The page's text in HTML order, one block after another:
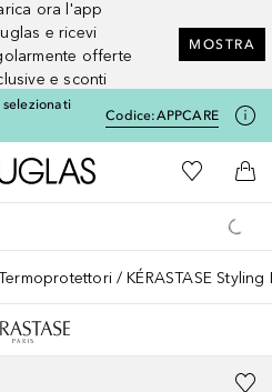
ora l'app
e ricevi
offerte
e sconti
MOSTRA
selezionati
Codice:APPCARE
A Douglas HomeAlla Mia
Al
KÉRASTASE